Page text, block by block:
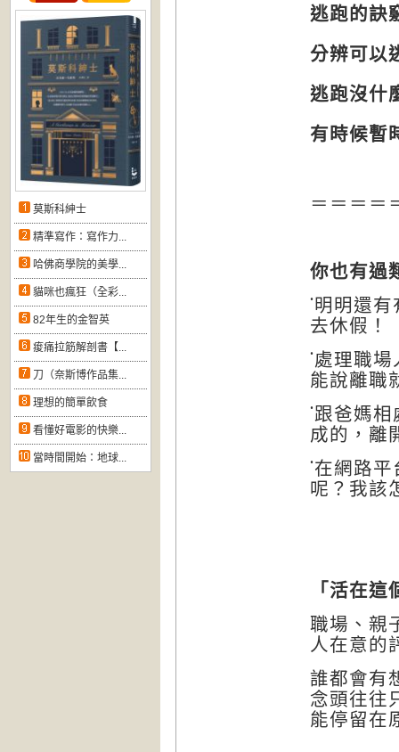
莫斯科紳士
精準寫作：寫作力...
哈佛商學院的美學...
貓咪也瘋狂（全彩...
82年生的金智英
痠痛拉筋解剖書【...
刀（奈斯博作品集...
理想的簡單飲食
看懂好電影的快樂...
當時間開始：地球...
逃跑的訣
分辨可以
逃跑沒什
有時候暫
＝＝＝＝
你也有過
˙明明還
去休假！
˙處理職
能說離職
˙跟爸媽
成的，離
˙在網路
呢？我該
「活在
職場、親
人在意
誰都會有
念頭往往
能停留在